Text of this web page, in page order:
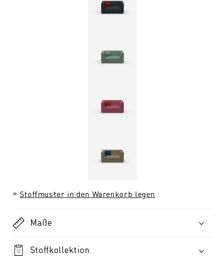
Stoffmuster in den Warenkorb legen
Maße
Stoffkollektion